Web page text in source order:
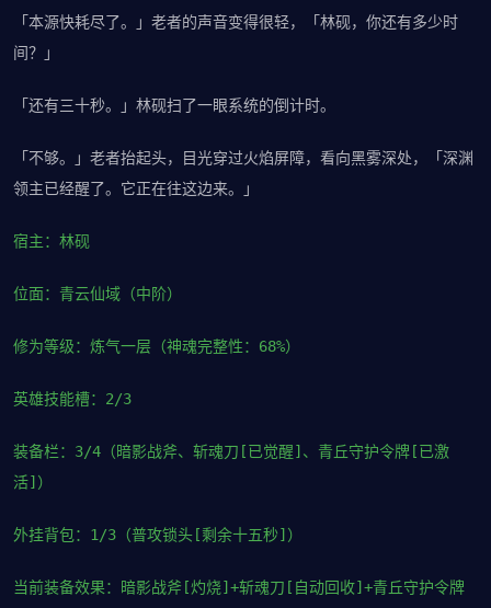
「本源快耗尽了。」老者的声音变得很轻，「林砚，你还有多少时
间？」
「还有三十秒。」林砚扫了一眼系统的倒计时。
「不够。」老者抬起头，目光穿过火焰屏障，看向黑雾深处，「深渊
领主已经醒了。它正在往这边来。」
宿主：林砚
位面：青云仙域（中阶）
修为等级：炼气一层（神魂完整性：68%）
英雄技能槽：2/3
装备栏：3/4（暗影战斧、斩魂刀[已觉醒]、青丘守护令牌[已激
活]）
外挂背包：1/3（普攻锁头[剩余十五秒]）
当前装备效果：暗影战斧[灼烧]+斩魂刀[自动回收]+青丘守护令牌